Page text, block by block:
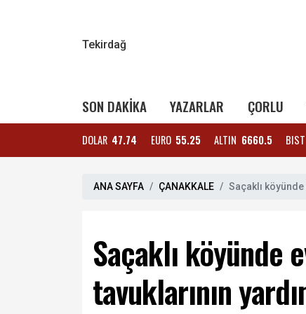
Tekirdağ
SON DAKİKA YAZARLAR ÇORLU
DOLAR 47.74 EURO 55.25 ALTIN 6660.5 BIST
ANA SAYFA ÇANAKKALE Saçaklı
Saçaklı köyünde
tavuklarının